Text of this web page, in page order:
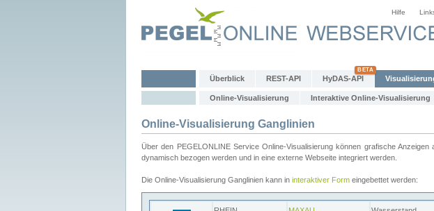
Hilfe
Überblick REST-API HyDAS-API
Online-Visualisierung Interaktive Online-Visualisierung
Online-Visualisierung Ganglinien
Über den PEGELONLINE Service Online-Visualisierung können grafische
dynamisch bezogen werden und in eine externe Webseite integriert werden.
Die Online-Visualisierung Ganglinien kann in interaktiver Form eingebettet werden: